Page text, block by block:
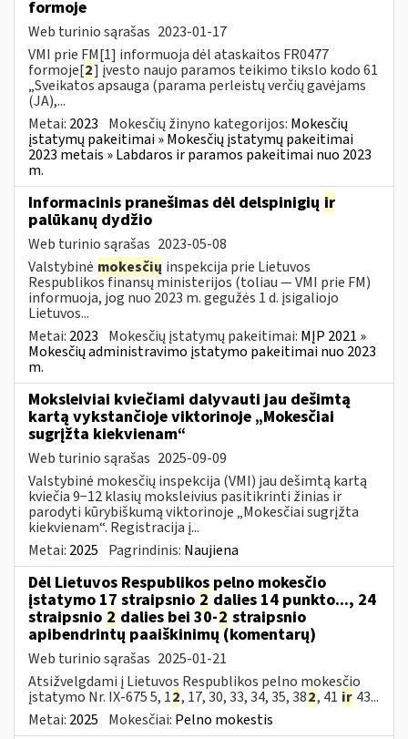
formoje
Web turinio sąrašas 2023-01-17
VMI prie FM[1] informuoja dėl ataskaitos FR0477
formoje[2] įvesto naujo paramos teikimo tikslo kodo 61
„Sveikatos apsauga (parama perleistų verčių gavėjams
(JA),...
Metai: 2023 Mokesčių žinyno kategorijos: Mokesčių
įstatymų pakeitimai » Mokesčių įstatymų pakeitimai
2023 metais » Labdaros ir paramos pakeitimai nuo 2023
m.
Informacinis pranešimas dėl delspinigių ir
palūkanų dydžio
Web turinio sąrašas 2023-05-08
Valstybinė mokesčių inspekcija prie Lietuvos
Respublikos finansų ministerijos (toliau — VMI prie FM)
informuoja, jog nuo 2023 m. gegužės 1 d. įsigaliojo
Lietuvos...
Metai: 2023 Mokesčių įstatymų pakeitimai: MĮP 2021 »
Mokesčių administravimo įstatymo pakeitimai nuo 2023
m.
Moksleiviai kviečiami dalyvauti jau dešimtą
kartą vykstančioje viktorinoje „Mokesčiai
sugrįžta kiekvienam“
Web turinio sąrašas 2025-09-09
Valstybinė mokesčių inspekcija (VMI) jau dešimtą kartą
kviečia 9−12 klasių moksleivius pasitikrinti žinias ir
parodyti kūrybiškumą viktorinoje „Mokesčiai sugrįžta
kiekvienam“. Registracija į...
Metai: 2025 Pagrindinis: Naujiena
Dėl Lietuvos Respublikos pelno mokesčio
įstatymo 17 straipsnio 2 dalies 14 punkto..., 24
straipsnio 2 dalies bei 30-2 straipsnio
apibendrintų paaiškinimų (komentarų)
Web turinio sąrašas 2025-01-21
Atsižvelgdami į Lietuvos Respublikos pelno mokesčio
įstatymo Nr. IX-675 5, 12, 17, 30, 33, 34, 35, 382, 41 ir 43...
Metai: 2025 Mokesčiai: Pelno mokestis